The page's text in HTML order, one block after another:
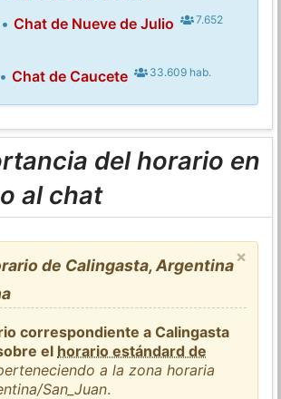
Chat de Nueve de Julio
7.652
Chat de Caucete 33.609 hab.
del horario en
al chat
×
de Calingasta, Argentina
correspondiente a Calingasta
el horario estándard de
a la zona horaria
San_Juan.